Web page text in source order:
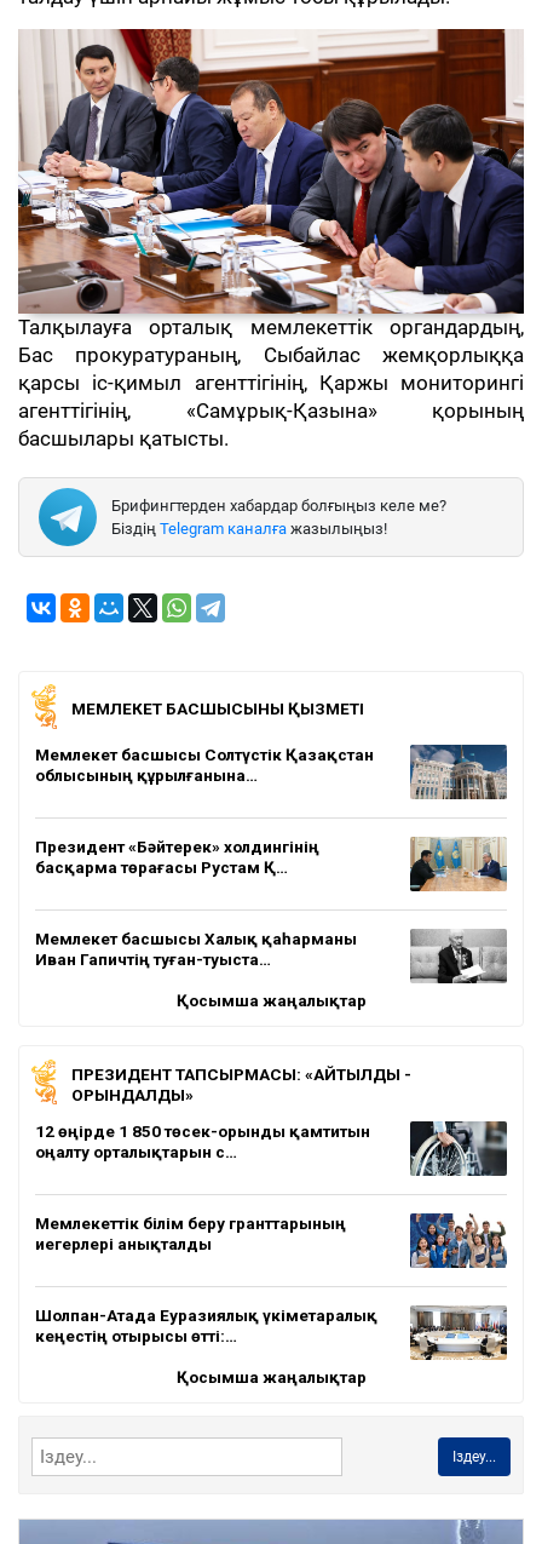
Талқылауға орталық мемлекеттік органдардың,
Бас прокуратураның, Сыбайлас жемқорлыққа
қарсы іс-қимыл агенттігінің, Қаржы мониторингі
агенттігінің, «Самұрық-Қазына» қорының
басшылары қатысты.
Брифингтерден хабардар болғыңыз келе ме?
Біздің Telegram каналға жазылыңыз!
МЕМЛЕКЕТ БАСШЫСЫНЫҢ ҚЫЗМЕТІ
Мемлекет басшысы Солтүстік Қазақстан
облысының құрылғанына…
Президент «Бәйтерек» холдингінің
басқарма төрағасы Рустам Қ…
Мемлекет басшысы Халық қаһарманы
Иван Гапичтің туған-туыста…
Қосымша жаңалықтар
ПРЕЗИДЕНТ ТАПСЫРМАСЫ: «АЙТЫЛДЫ -
ОРЫНДАЛДЫ»
12 өңірде 1 850 төсек-орынды қамтитын
оңалту орталықтарын с…
Мемлекеттік білім беру гранттарының
иегерлері анықталды
Шолпан-Атада Еуразиялық үкіметаралық
кеңестің отырысы өтті:…
Қосымша жаңалықтар
Іздеу...